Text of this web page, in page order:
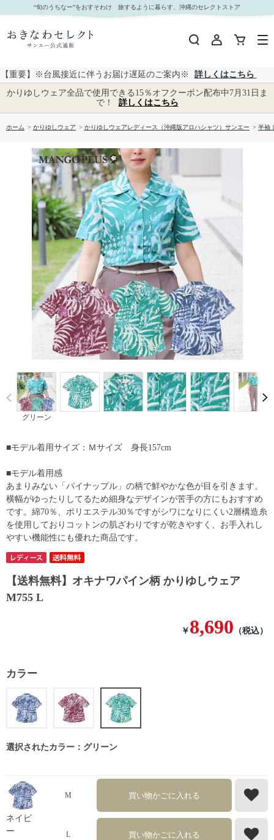
【送料無料】オキナワパイン柄 かりゆしウェア M755 L｜おきなわセレクト サンエー公式通販
“旬のうちなー”をおすそわけ 旅するように暮らす、沖縄のセレクトストア
【重要】※台風接近に伴うお届け遅延のご案内※
詳しくはこちら
かりゆしウェア全品で使用できる15％オフクーポン配布中7月31日ま
で！
詳しくはこちら
ホーム > かりゆしウェア > かりゆしウェアレディース（沖縄版アロハシャツ）サンエー > 半袖
グリーン
Prev
【送料無料】オキナワパイン柄 かりゆしウェア
M755 L
￥ 8,690 （税込）
カラー
選択されたカラー：グリーン
ネイビ
ー
M 買い物かごに入れる
L 買い物かごに入れる
■モデル着用サイズ：Ｍサイズ 身長157cm
■モデル着用感
あまりみない「パイナップル」の柄で鮮やかな色が目を引きます。
横幅がゆったりしてるため細身なデザインが苦手の方にもおすすめ
です。綿70％、ポリエステル30％ですがシワになりにくい2層構造糸
を使用しておりコットンの肌ざわりですが乾きやすく、お手入れし
やすい機能性にも優れた商品です。